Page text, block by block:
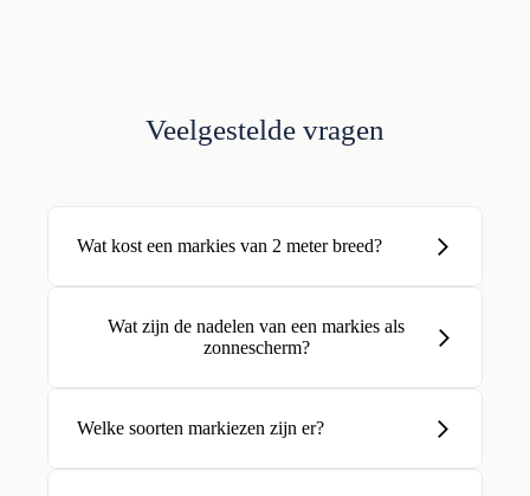
Veelgestelde vragen
Wat kost een markies van 2 meter breed?
Wat zijn de nadelen van een markies als
zonnescherm?
Welke soorten markiezen zijn er?